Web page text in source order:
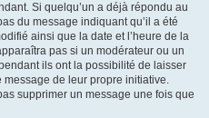
Si quelqu’un a déjà répondu au
du message indiquant qu’il a été
ainsi que la date et l’heure de la
pas si un modérateur ou un
ils ont la possibilité de laisser
message de leur propre initiative.
supprimer un message une fois que